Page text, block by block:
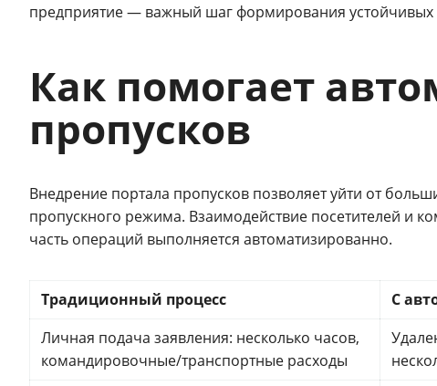
предприятие — важный шаг формирования устойчивых
Как помогает
пропусков
Внедрение портала пропусков позволяет уйти от
пропускного режима. Взаимодействие посетителей и
часть операций выполняется автоматизированно.
Традиционный процесс
С
Личная подача заявления: несколько часов,
командировочные/транспортные расходы